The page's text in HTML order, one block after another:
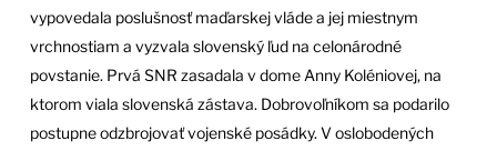
vypovedala poslušnosť maďarskej vláde a jej miestnym
vrchnostiam a vyzvala slovenský ľud na celonárodné
povstanie. Prvá SNR zasadala v dome Anny Koléniovej, na
ktorom viala slovenská zástava. Dobrovoľníkom sa podarilo
postupne odzbrojovať vojenské posádky. V oslobodených